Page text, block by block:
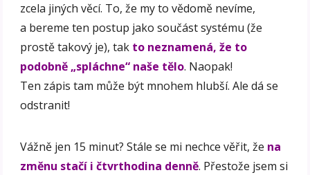
zcela jiných věcí. To, že my to vědomě nevíme,
a bereme ten postup jako součást systému (že
prostě takový je), tak to neznamená, že to
podobně „spláchne“ naše tělo. Naopak!
Ten zápis tam může být mnohem hlubší. Ale dá se
odstranit!
Vážně jen 15 minut? Stále se mi nechce věřit, že na
změnu stačí i čtvrthodina denně. Přestože jsem si